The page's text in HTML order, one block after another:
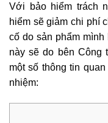
Với bảo hiểm trách
hiểm sẽ giảm chi phí
cố do sản phẩm
này sẽ do bên Công
một số thông tin
nhiệm: